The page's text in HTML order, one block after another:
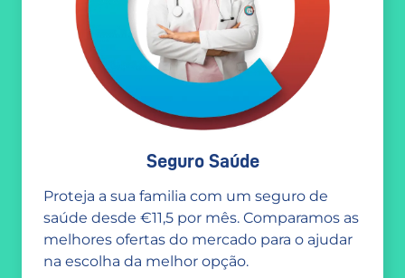
Seguro Saúde
Proteja a sua familia com um seguro de
saúde desde €11,5 por mês. Comparamos as
melhores ofertas do mercado para o ajudar
na escolha da melhor opção.